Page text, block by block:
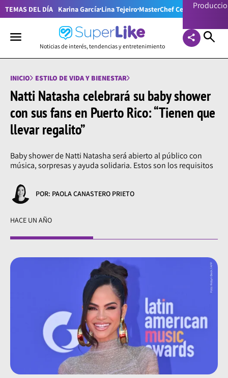
TEMAS DEL DÍA Karina García Lina Tejeiro MasterChef Celebrity
Noticias de interés, tendencias y entretenimiento
INICIO ESTILO DE VIDA Y BIENESTAR
Natti Natasha celebrará su baby shower
con sus fans en Puerto Rico: “Tienen que
llevar regalito”
Baby shower de Natti Natasha será abierto al público con
música, sorpresas y ayuda solidaria. Estos son los requisitos
POR: PAOLA CANASTERO PRIETO
HACE UN AÑO